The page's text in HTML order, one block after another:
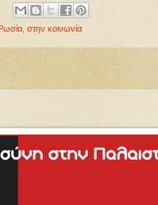
Ρωσία, στην κοινωνία